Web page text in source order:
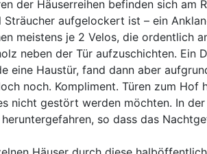
der Häuserreihen befinden sich
Sträucher aufgelockert ist – ein
meistens je 2 Velos, die ordentlich
neben der Tür aufzuschichten. Ein
eine Haustür, fand dann aber
noch. Kompliment. Türen zum Hof
nicht gestört werden möchten. In
so dass das